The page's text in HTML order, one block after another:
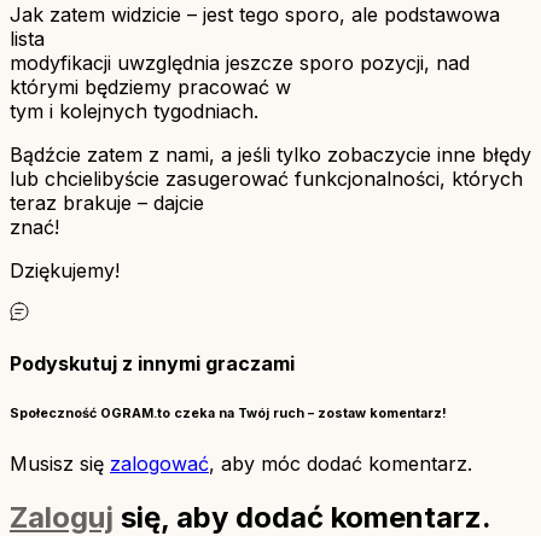
Jak zatem widzicie – jest tego sporo, ale podstawowa
lista
modyfikacji uwzględnia jeszcze sporo pozycji, nad
którymi będziemy pracować w
tym i kolejnych tygodniach.
Bądźcie zatem z nami, a jeśli tylko zobaczycie inne błędy
lub chcielibyście zasugerować funkcjonalności, których
teraz brakuje – dajcie
znać!
Dziękujemy!
Podyskutuj z innymi graczami
Społeczność OGRAM.to czeka na Twój ruch – zostaw komentarz!
Musisz się zalogować, aby móc dodać komentarz.
Zaloguj się, aby dodać komentarz.